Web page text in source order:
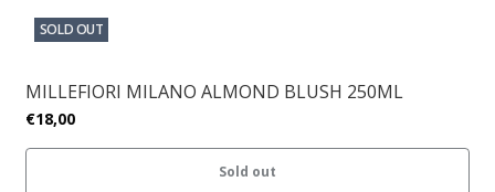
SOLD OUT
MILLEFIORI MILANO ALMOND BLUSH 250ML
€18,00
Sold out